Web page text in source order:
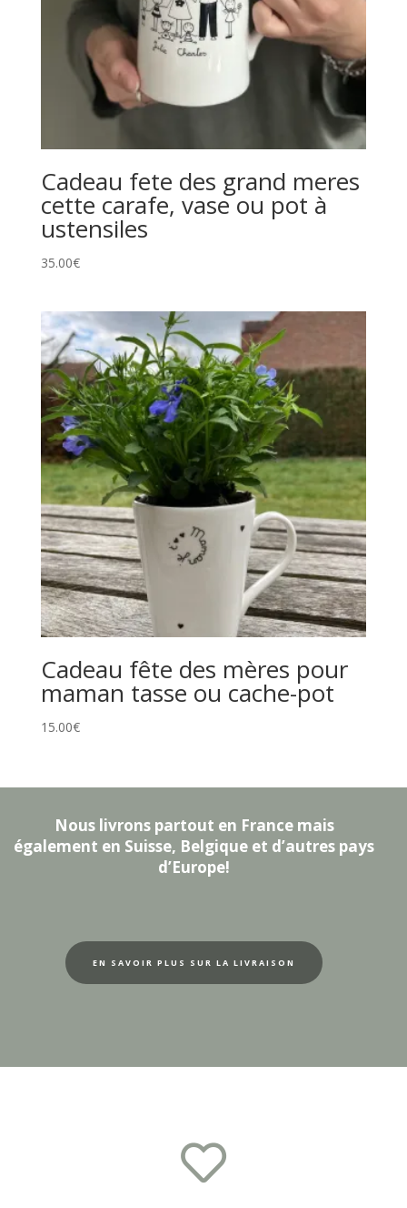
Cadeau fete des grand meres
cette carafe, vase ou pot à
ustensiles
35.00€
Cadeau fête des mères pour
maman tasse ou cache-pot
15.00€
Nous livrons partout en France mais
également en Suisse, Belgique et d’autres pays
d’Europe!
EN SAVOIR PLUS SUR LA LIVRAISON
